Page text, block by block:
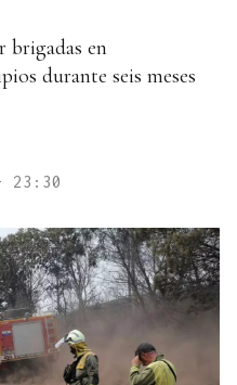
brigadas en
durante seis meses
23:30